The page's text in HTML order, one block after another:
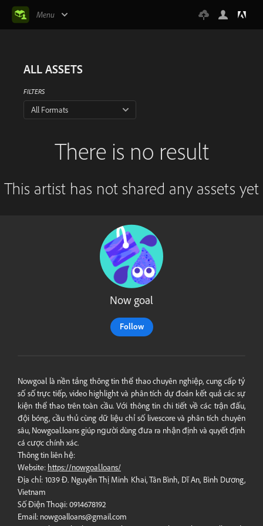
Menu
ALL ASSETS
FILTERS
All Formats
There is no result
This artist has not shared any assets yet
Now goal
Follow
Nowgoal là nền tảng thông tin thể thao chuyên nghiệp, cung cấp tỷ
số số trực tiếp, video highlight và phân tích dự đoán kết quả các sự
kiện thể thao trên toàn cầu. Với thông tin chi tiết về các trận đấu,
đội bóng, cầu thủ cùng dữ liệu chỉ số livescore và phân tích chuyên
sâu, Nowgoal.loansgiúp người dùng đưa ra nhận định và quyết định
cá cược chính xác.
Thông tin liên hệ:
Website: https://nowgoal.loans/
Địa chỉ: 1039 Đ. Nguyễn Thị Minh Khai, Tân Bình, Dĩ An, Bình Dương,
Vietnam
Số Điện Thoại: 0914678192
Email: nowgoalloans@gmail.com